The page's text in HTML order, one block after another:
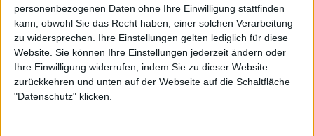
personenbezogenen Daten ohne Ihre Einwilligung stattfinden
kann, obwohl Sie das Recht haben, einer solchen Verarbeitung
zu widersprechen. Ihre Einstellungen gelten lediglich für diese
Website. Sie können Ihre Einstellungen jederzeit ändern oder
Ihre Einwilligung widerrufen, indem Sie zu dieser Website
zurückkehren und unten auf der Webseite auf die Schaltfläche
"Datenschutz" klicken.
9/10
Tiamat
The Astral Sleep
9/10
Tiamat
Clouds